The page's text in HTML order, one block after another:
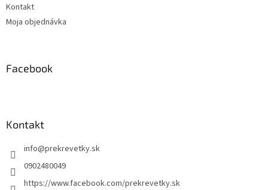
Kontakt
Moja objednávka
Facebook
Kontakt
info@prekrevetky.sk
0902480049
https://www.facebook.com/prekrevetky.sk